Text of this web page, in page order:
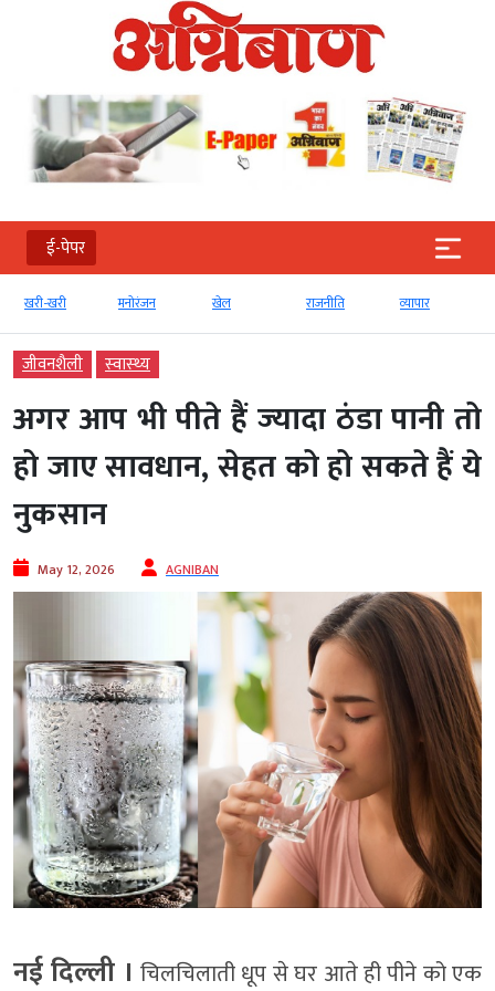
ई-पेपर
खरी-खरी मनोरंजन खेल राजनीति व्‍यापार
जीवनशैली स्‍वास्‍थ्‍य
अगर आप भी पीते हैं ज्‍यादा ठंडा पानी तो
हो जाए सावधान, सेहत को हो सकते हैं ये
नुकसान
May 12, 2026 AGNIBAN
नई दिल्ली । चिलचिलाती धूप से घर आते ही पीने को एक